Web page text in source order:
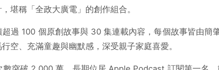
，堪稱「全政大廣電」的創作組合。
超過 100 個原創故事與 30 集連載內容，每個故事皆由簡
空、 充滿童趣與幽默感，深受親子家庭喜愛。